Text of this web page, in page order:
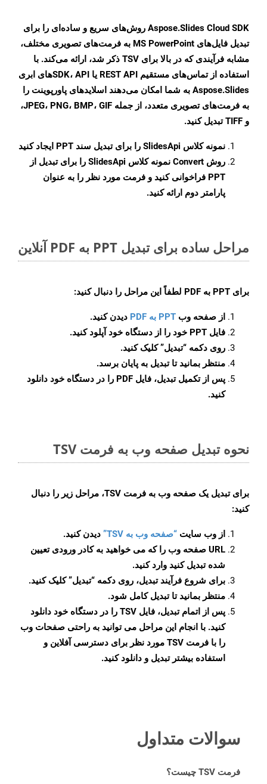
Aspose.Slides Cloud SDK روش‌های سریع و ساده‌ای را برای
تبدیل فایل‌های MS PowerPoint به فرمت‌های تصویری مختلف،
مشابه فرآیندی که در بالا برای TSV ذکر شد، ارائه می‌کند. با
استفاده از تماس‌های مستقیم REST API یا SDK، APIهای ابری
Aspose.Slides به شما امکان می‌دهند اسلایدهای پاورپوینت را
به فرمت‌های تصویری متعدد، از جمله JPEG، PNG، BMP، GIF،
و TIFF تبدیل کنید.
نمونه کلاس SlidesApi را برای تبدیل سند PPT ایجاد کنید
روش Convert
نمونه کلاس SlidesApi را برای تبدیل از
PPT فراخوانی کنید و فرمت مورد نظر را به عنوان
پارامتر دوم ارائه کنید.
مراحل ساده برای تبدیل PPT به PDF آنلاین
برای PPT به PDF لطفاً این مراحل را دنبال کنید:
از صفحه وب PPT به PDF
دیدن کنید.
فایل PPT خود را از دستگاه خود آپلود کنید.
روی دکمه “تبدیل”کلیک کنید.
منتظر بمانید تا تبدیل به پایان برسد.
پس از تکمیل تبدیل، فایل PDF را در دستگاه خود دانلود
کنید.
نحوه تبدیل صفحه وب به فرمت TSV
برای تبدیل یک صفحه وب به فرمت TSV، مراحل زیر را دنبال
کنید:
از وب سایت “صفحه وب به TSV”
دیدن کنید.
URL صفحه وب را که می خواهید به کادر ورودی تعیین
شده تبدیل کنید وارد کنید.
برای شروع فرآیند تبدیل، روی دکمه “تبدیل” کلیک کنید.
منتظر بمانید تا تبدیل کامل شود.
پس از اتمام تبدیل، فایل TSV را در دستگاه خود دانلود
کنید. با انجام این مراحل می توانید به راحتی صفحات وب
را با فرمت TSV مورد نظر برای دسترسی آفلاین و
استفاده بیشتر تبدیل و دانلود کنید.
سوالات متداول
فرمت TSV چیست؟